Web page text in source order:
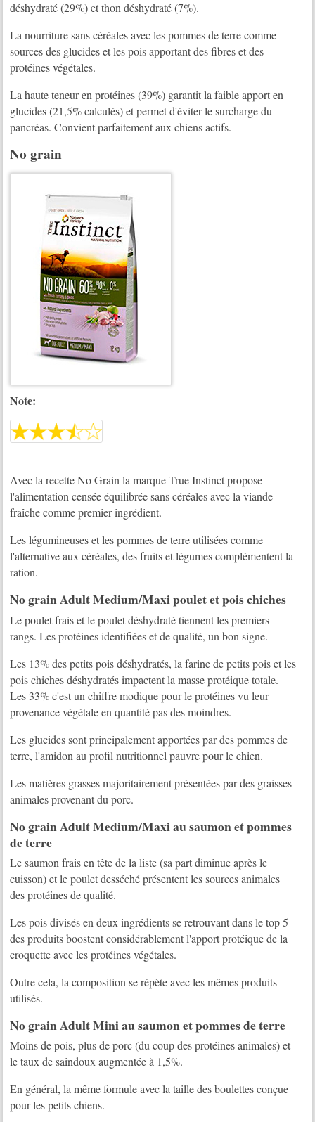
déshydraté (29%) et thon déshydraté (7%).
La nourriture sans céréales avec les pommes de terre comme
sources des glucides et les pois apportant des fibres et des
protéines végétales.
La haute teneur en protéines (39%) garantit la faible apport en
glucides (21,5% calculés) et permet d'éviter le surcharge du
pancréas. Convient parfaitement aux chiens actifs.
No grain
Note:
Avec la recette No Grain la marque True Instinct propose
l'alimentation censée équilibrée sans céréales avec la viande
fraîche comme premier ingrédient.
Les légumineuses et les pommes de terre utilisées comme
l'alternative aux céréales, des fruits et légumes complémentent la
ration.
No grain Adult Medium/Maxi poulet et pois chiches
Le poulet frais et le poulet déshydraté tiennent les premiers
rangs. Les protéines identifiées et de qualité, un bon signe.
Les 13% des petits pois déshydratés, la farine de petits pois et les
pois chiches déshydratés impactent la masse protéique totale.
Les 33% c'est un chiffre modique pour le protéines vu leur
provenance végétale en quantité pas des moindres.
Les glucides sont principalement apportées par des pommes de
terre, l'amidon au profil nutritionnel pauvre pour le chien.
Les matières grasses majoritairement présentées par des graisses
animales provenant du porc.
No grain Adult Medium/Maxi au saumon et pommes
de terre
Le saumon frais en tête de la liste (sa part diminue après le
cuisson) et le poulet desséché présentent les sources animales
des protéines de qualité.
Les pois divisés en deux ingrédients se retrouvant dans le top 5
des produits boostent considérablement l'apport protéique de la
croquette avec les protéines végétales.
Outre cela, la composition se répète avec les mêmes produits
utilisés.
No grain Adult Mini au saumon et pommes de terre
Moins de pois, plus de porc (du coup des protéines animales) et
le taux de saindoux augmentée à 1,5%.
En général, la même formule avec la taille des boulettes conçue
pour les petits chiens.